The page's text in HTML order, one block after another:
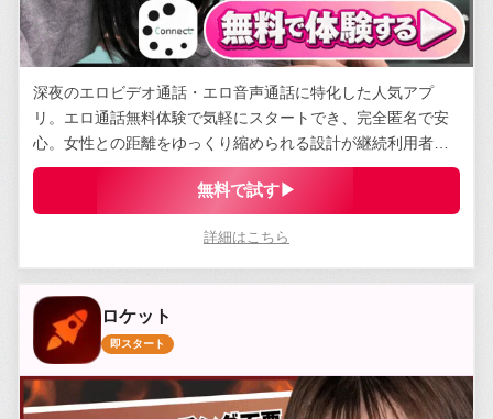
深夜のエロビデオ通話・エロ音声通話に特化した人気アプ
リ。エロ通話無料体験で気軽にスタートでき、完全匿名で安
心。女性との距離をゆっくり縮められる設計が継続利用者に
支持されている。
無料で試す▶
詳細はこちら
ロケット
即スタート